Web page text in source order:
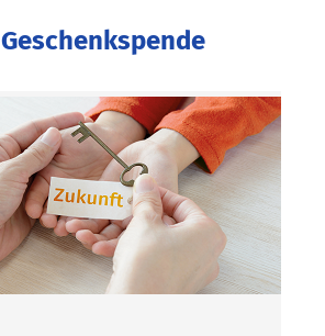
Geschenkspende